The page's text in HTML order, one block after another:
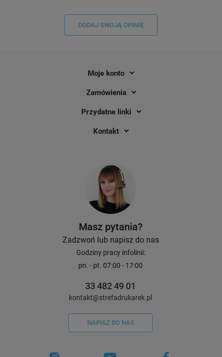
Drukarka etykiet Zebra ZD230T
mm / PC / Mac / USB / Ethernet
DO KOSZYKA
DODAJ SWOJĄ OPINIĘ
Moje konto
Zamówienia
Przydatne linki
Kontakt
Masz pytania?
Zadzwoń lub napisz do nas
Godziny pracy infolinii:
pn. - pt. 07:00 - 17:00
33 482 49 01
kontakt@strefadrukarek.pl
NAPISZ DO NAS